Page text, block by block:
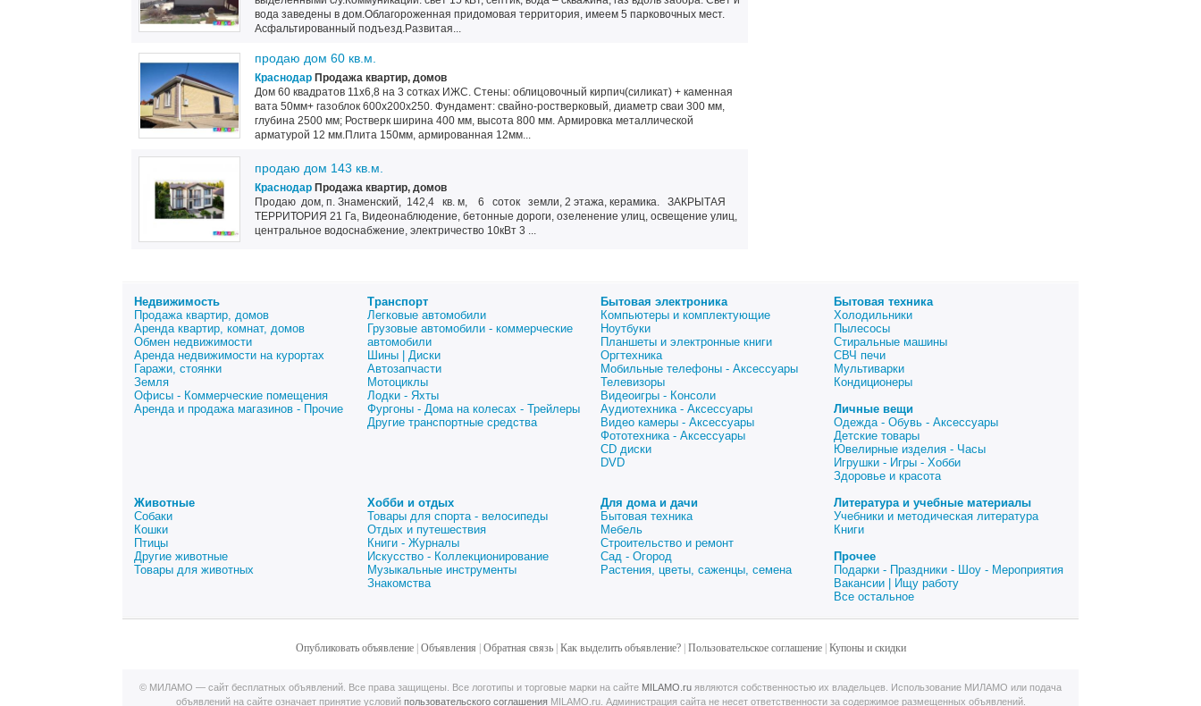
вода заведены в дом.Облагороженная придомовая территория, имеем 5 парковочных мест.
Асфальтированный подъезд.Развитая...
продаю дом 60 кв.м.
Краснодар Продажа квартир, домов
Дом 60 квадратов 11х6,8 на 3 сотках ИЖС. Стены: облицовочный кирпич(силикат) + каменная
вата 50мм+ газоблок 600х200х250. Фундамент: свайно-ростверковый, диаметр сваи 300 мм,
глубина 2500 мм; Ростверк ширина 400 мм, высота 800 мм. Армировка металлической
арматурой 12 мм.Плита 150мм, армированная 12мм...
продаю дом 143 кв.м.
Краснодар Продажа квартир, домов
Продаю дом, п. Знаменский, 142,4 кв. м, 6 соток земли, 2 этажа, керамика. ЗАКРЫТАЯ
ТЕРРИТОРИЯ 21 Га, Видеонаблюдение, бетонные дороги, озеленение улиц, освещение улиц,
центральное водоснабжение, электричество 10кВт 3 ...
Недвижимость
Продажа квартир, домов
Аренда квартир, комнат, домов
Обмен недвижимости
Аренда недвижимости на курортах
Гаражи, стоянки
Земля
Офисы - Коммерческие помещения
Аренда и продажа магазинов - Прочие
Транспорт
Легковые автомобили
Грузовые автомобили - коммерческие
автомобили
Шины | Диски
Автозапчасти
Мотоциклы
Лодки - Яхты
Фургоны - Дома на колесах - Трейлеры
Другие транспортные средства
Бытовая электроника
Компьютеры и комплектующие
Ноутбуки
Планшеты и электронные книги
Оргтехника
Мобильные телефоны - Аксессуары
Телевизоры
Видеоигры - Консоли
Аудиотехника - Аксессуары
Видео камеры - Аксессуары
Фототехника - Аксессуары
CD диски
DVD
Бытовая техника
Холодильники
Пылесосы
Стиральные машины
СВЧ печи
Мультиварки
Кондиционеры
Личные вещи
Одежда - Обувь - Аксессуары
Детские товары
Ювелирные изделия - Часы
Игрушки - Игры - Хобби
Здоровье и красота
Животные
Собаки
Кошки
Птицы
Другие животные
Товары для животных
Хобби и отдых
Товары для спорта - велосипеды
Отдых и путешествия
Книги - Журналы
Искусство - Коллекционирование
Музыкальные инструменты
Знакомства
Для дома и дачи
Бытовая техника
Мебель
Строительство и ремонт
Сад - Огород
Растения, цветы, саженцы, семена
Литература и учебные материалы
Учебники и методическая литература
Книги
Прочее
Подарки - Праздники - Шоу - Мероприятия
Вакансии | Ищу работу
Все остальное
Опубликовать объявление| Объявления Обратная связь| Как выделить объявление?| Пользовательское соглашение| Купоны и скидки
© МИЛАМО — сайт бесплатных объявлений. Все права защищены. Все логотипы и торговые марки на сайте MILAMO.ru являются собственностью их владельцев. Использование МИЛАМО или подача
объявлений на сайте означает принятие условий пользовательского соглашенияMILAMO.ru. Администрация сайта не несет ответственности за содержимое размещенных объявлений.